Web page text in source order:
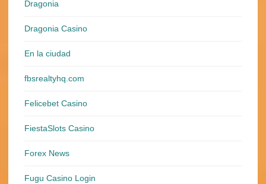
Dragonia
Dragonia Casino
En la ciudad
fbsrealtyhq.com
Felicebet Casino
FiestaSlots Casino
Forex News
Fugu Casino Login